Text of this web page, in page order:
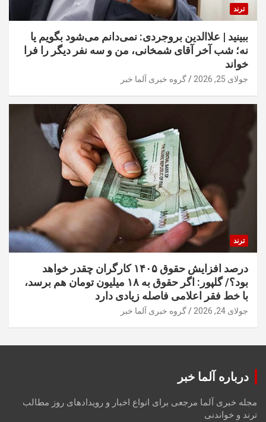
ترند
ببینید | علاالدین بروجردی: نمی‌دانم می‌شود بگویم یا
نه؛ شب آخر آقای شمخانی، من و سه نفر دیگر را فرا
خواند
جولای 25, 2026 گروه خبری آلما خبر
ترند
درصد افزایش حقوق ۱۴۰۵ کارگران چقدر خواهد
بود؟/ گلپور: اگر حقوق به ۱۸ میلیون تومان هم برسد،
با خط فقر اعلامی فاصله زیادی دارد
جولای 24, 2026 گروه خبری آلما خبر
درباره آلما خبر
مجله خبری آلما مرجعی برای انواع اخبار و رویدادهای روز مطالب
ترند و خواندنی